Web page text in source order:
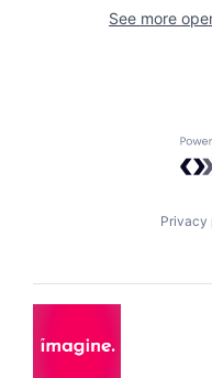
See more
Privacy